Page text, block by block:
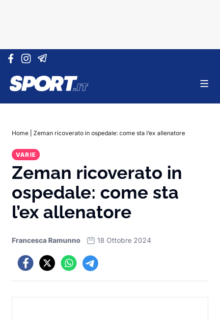
Vai al contenuto
Home Zeman ricoverato in ospedale: come sta l’ex allenatore
VARIE
Zeman ricoverato in
ospedale: come sta
l’ex allenatore
Francesca Ramunno 18 Ottobre 2024